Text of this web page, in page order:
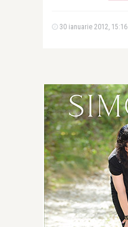
30 ianuarie 2012, 15:16